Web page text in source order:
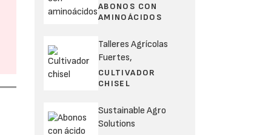
ABONOS CON
AMINOÁCIDOS
Talleres Agrícolas
Fuertes,
CULTIVADOR
CHISEL
Sustainable Agro
Solutions